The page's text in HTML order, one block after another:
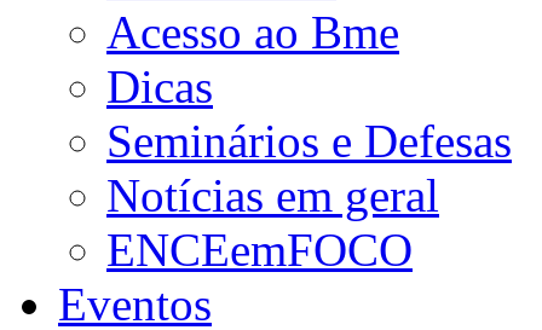
Acesso ao Bme
Dicas
Seminários e Defesas
Notícias em geral
ENCEemFOCO
Eventos